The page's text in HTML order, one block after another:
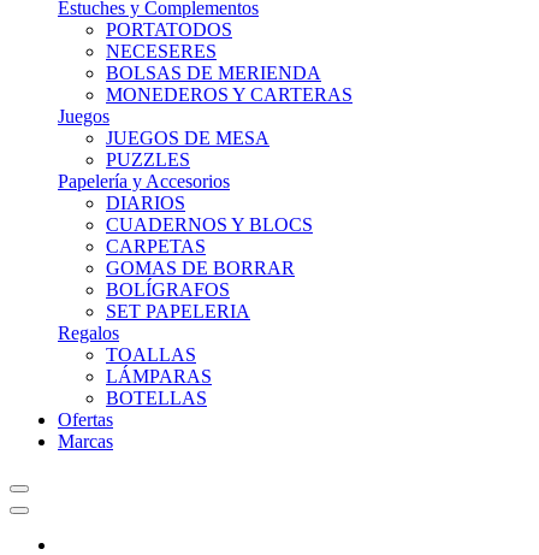
Estuches y Complementos
PORTATODOS
NECESERES
BOLSAS DE MERIENDA
MONEDEROS Y CARTERAS
Juegos
JUEGOS DE MESA
PUZZLES
Papelería y Accesorios
DIARIOS
CUADERNOS Y BLOCS
CARPETAS
GOMAS DE BORRAR
BOLÍGRAFOS
SET PAPELERIA
Regalos
TOALLAS
LÁMPARAS
BOTELLAS
Ofertas
Marcas